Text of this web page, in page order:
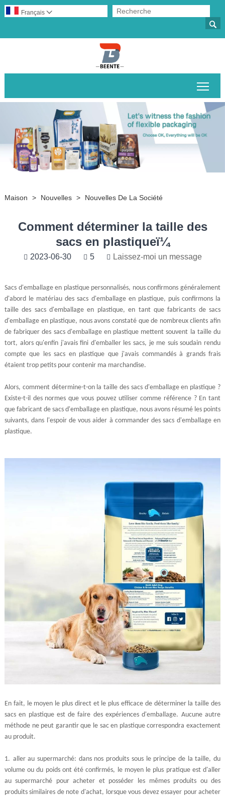

Français 
Maison > Nouvelles > Nouvelles De La Société
Comment déterminer la taille des
sacs en plastiqueï¼
2023-06-30 5 Laissez-moi un message
Sacs d'emballage en plastique personnalisés, nous confirmons généralement
d'abord le matériau des sacs d'emballage en plastique, puis confirmons la
taille des sacs d'emballage en plastique, en tant que fabricants de sacs
d'emballage en plastique, nous avons constaté que de nombreux clients afin
de fabriquer des sacs d'emballage en plastique mettent souvent la taille du
tort, alors qu'enfin j'avais fini d'emballer les sacs, je me suis soudain rendu
compte que les sacs en plastique que j'avais commandés à grands frais
étaient trop petits pour contenir ma marchandise.
Alors, comment détermine-t-on la taille des sacs d'emballage en plastique ?
Existe-t-il des normes que vous pouvez utiliser comme référence ? En tant
que fabricant de sacs d'emballage en plastique, nous avons résumé les points
suivants, dans l'espoir de vous aider à commander des sacs d'emballage en
plastique.
En fait, le moyen le plus direct et le plus efficace de déterminer la taille des
sacs en plastique est de faire des expériences d'emballage. Aucune autre
méthode ne peut garantir que le sac en plastique correspondra exactement
au produit.
1. aller au supermarché: dans nos produits sous le principe de la taille, du
volume ou du poids ont été confirmés, le moyen le plus pratique est d'aller
au supermarché pour acheter et posséder les mêmes produits ou des
produits similaires de note d'achat, lorsque vous devez essayer pour acheter